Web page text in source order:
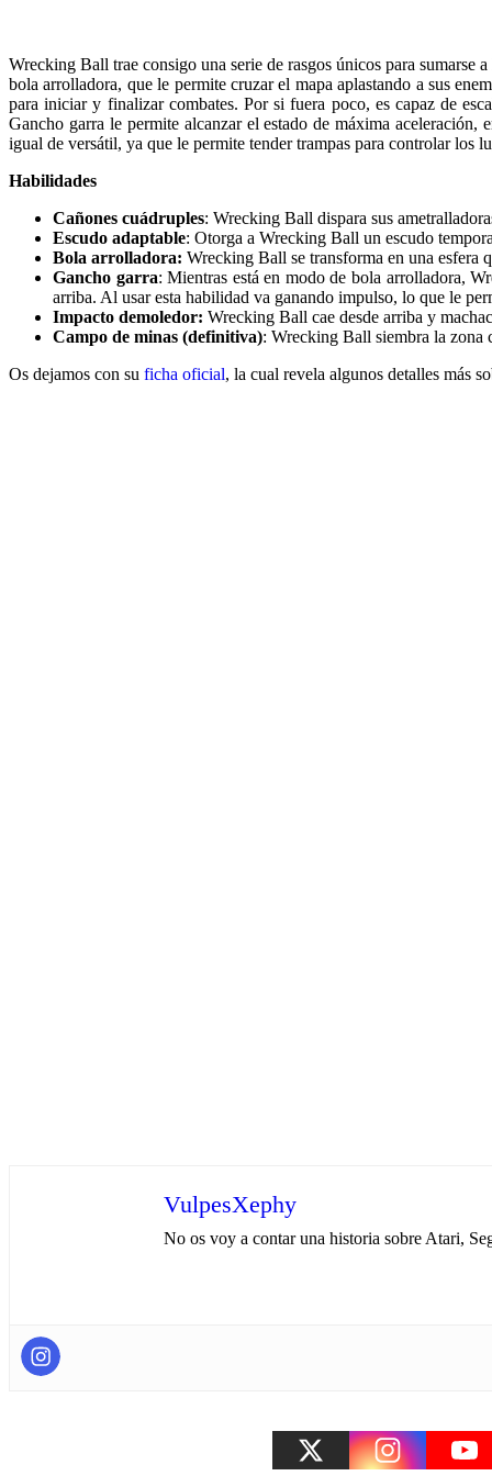
Wrecking Ball trae consigo una serie de rasgos únicos para sumarse
bola arrolladora, que le permite cruzar el mapa aplastando a sus
para iniciar y finalizar combates. Por si fuera poco, es capaz de
Gancho garra le permite alcanzar el estado de máxima
igual de versátil, ya que le permite tender trampas para controlar los
Habilidades
Cañones cuádruples: Wrecking Ball dispara sus
Escudo adaptable: Otorga a Wrecking Ball un escudo
Bola arrolladora: Wrecking Ball se transforma en una esfera
Gancho garra: Mientras está en modo de bola arrolladora,
arriba. Al usar esta habilidad va ganando impulso, lo que le
Impacto demoledor: Wrecking Ball cae desde arriba y
Campo de minas (definitiva): Wrecking Ball siembra la zona
Os dejamos con su ficha oficial, la cual revela algunos detalles más
VulpesXephy
No os voy a contar una historia sobre Atari,